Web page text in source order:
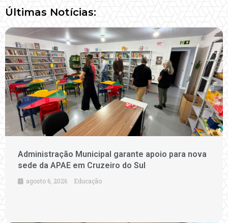
Últimas Notícias:
Administração Municipal garante apoio para nova
sede da APAE em Cruzeiro do Sul
agosto 6, 2026 Educação